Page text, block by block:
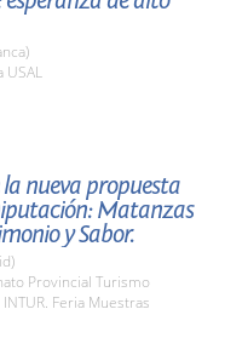
USAL
nueva propuesta
Matanzas
y Sabor.
Provincial Turismo
Feria Muestras